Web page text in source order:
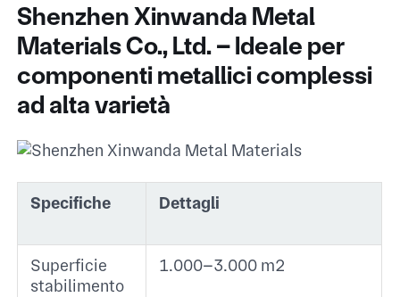
Shenzhen Xinwanda Metal
Materials Co., Ltd. – Ideale per
componenti metallici complessi
ad alta varietà
Specifiche Dettagli
Superficie
stabilimento
1.000–3.000 m² ​